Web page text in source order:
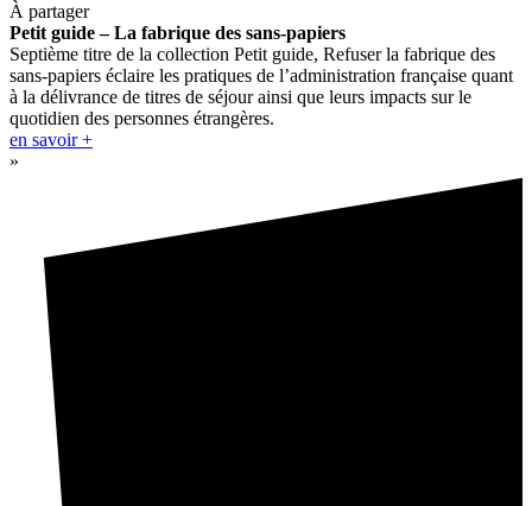
À partager
Petit guide – La fabrique des sans-papiers
Septième titre de la collection Petit guide, Refuser la fabrique des
sans-papiers éclaire les pratiques de l’administration française quant
à la délivrance de titres de séjour ainsi que leurs impacts sur le
quotidien des personnes étrangères.
en savoir +
»